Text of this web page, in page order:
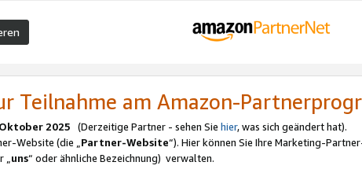
Teilnahme am Amazon-
2025 (Derzeitige Partner - sehen Sie hier, was sich geändert hat).
Website (die „Partner-Website“). Hier können Sie Ihre Marketing-
„uns“ oder ähnliche Bezeichnung) verwalten.